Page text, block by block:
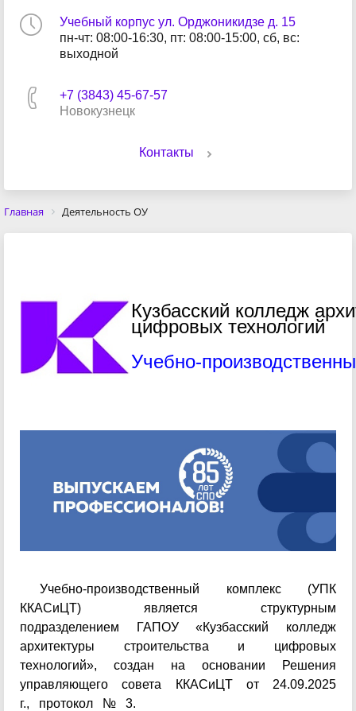
Учебный корпус ул. Орджоникидзе д. 15
пн-чт: 08:00-16:30, пт: 08:00-15:00, сб, вс:
выходной
+7 (3843) 45-67-57
Новокузнецк
Контакты
Главная Деятельность ОУ
Кузбасский колледж
цифровых технологий
Учебно-
Учебно-производственный комплекс (УПК
ККАСиЦТ) является структурным
подразделением ГАПОУ «Кузбасский колледж
архитектуры строительства и цифровых
технологий», создан на основании Решения
управляющего совета ККАСиЦТ от 24.09.2025
г., протокол № 3.